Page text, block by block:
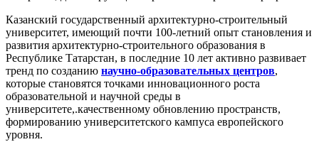
Казанский государственный архитектурно-строительный
университет, имеющий почти 100-летний опыт становления и
развития архитектурно-строительного образования в
Республике Татарстан, в последние 10 лет активно развивает
тренд по созданию научно-образовательных центров,
которые становятся точками инновационного роста
образовательной и научной среды в
университете,.качественному обновлению пространств,
формированию университетского кампуса европейского
уровня.